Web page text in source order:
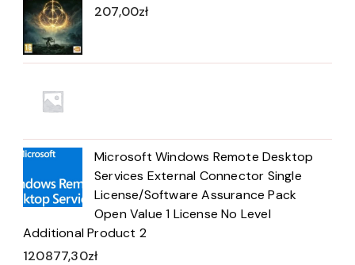
207,00zł
Microsoft Windows Remote Desktop
Services External Connector Single
License/Software Assurance Pack
Open Value 1 License No Level
Additional Product 2
120877,30zł